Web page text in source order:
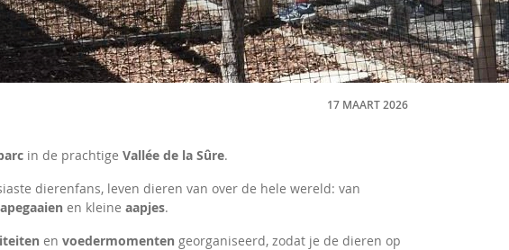
17 MAART 2026
in de prachtigeVallée de la Sûre.
dierenfans, leven dieren van over de hele wereld: van
en kleineaapjes.
envoedermomenten georganiseerd, zodat je de dieren op